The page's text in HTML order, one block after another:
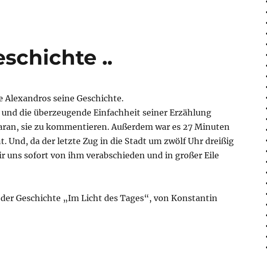
..
Alexandros seine Geschichte.
und die überzeugende Einfachheit seiner Erzählung
sie zu kommentieren. Außerdem war es 27 Minuten
Und, da der letzte Zug in die Stadt um zwölf Uhr dreißig
uns sofort von ihm verabschieden und in großer Eile
der Geschichte „Im Licht des Tages“, von Konstantin